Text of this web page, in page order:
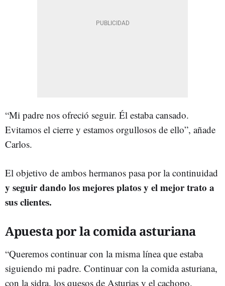
“Mi padre nos ofreció seguir. Él estaba cansado.
Evitamos el cierre y estamos orgullosos de ello”, añade
Carlos.
El objetivo de ambos hermanos pasa por la continuidad
y seguir dando los mejores platos y el mejor trato a
sus clientes.
Apuesta por la comida asturiana
“Queremos continuar con la misma línea que estaba
siguiendo mi padre. Continuar con la comida asturiana,
con la sidra, los quesos de Asturias y el cachopo.